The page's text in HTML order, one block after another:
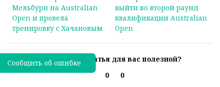
Мельбурн на Australian
Open и провела
тренировку с Хачановым
выйти во второй раунд
квалификации Australian
Open
Была ли эта статья для вас полезной?
0
0
Сообщить об ошибке